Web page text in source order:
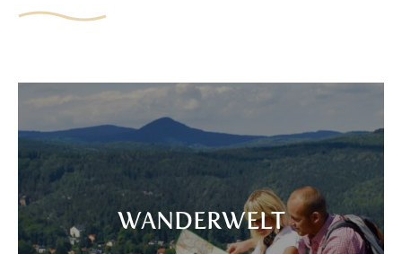
WANDERWELT